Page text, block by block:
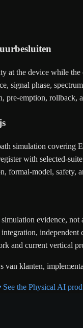
at the device while the
signal phase,
pre-emption, rollback,
simulation covering
with selected-
formal-model, safety,
evidence,
independent
and current vertical
van klanten,
See the Physical AI